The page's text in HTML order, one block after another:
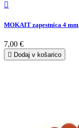

MOKAIT zapestnica 4 mm
7,00 €
 Dodaj v košarico